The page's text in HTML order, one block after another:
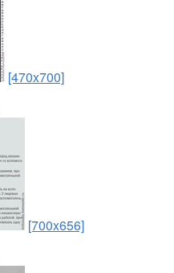
[470x700]
[700x656]